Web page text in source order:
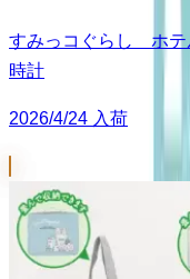
すみっコぐらし ホテ
時計
2026/4/24 入荷